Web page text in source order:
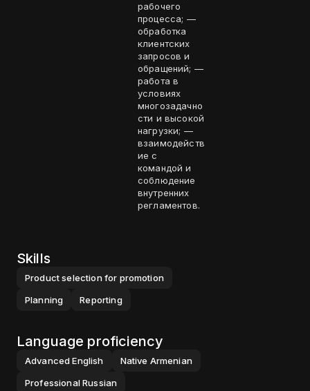
рабочего
процесса; —
обработка
клиентских
запросов и
обращений; —
работа в
условиях
многозадачно
сти и высокой
нагрузки; —
взаимодейств
ие с
командой и
соблюдение
внутренних
регламентов.
Skills
Product selection for promotion
Planning
Reporting
Language proficiency
Advanced English Native Armenian
ProfessionalRussian